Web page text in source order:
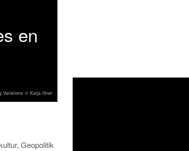
en
Variations © Katja Illner
Geopolitik